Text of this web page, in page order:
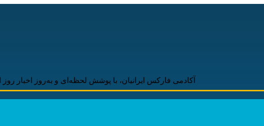
آکادمی فارکس ایرانیان، با پوشش لحظه‌ای و به‌روز اخبار روز اقتصاد